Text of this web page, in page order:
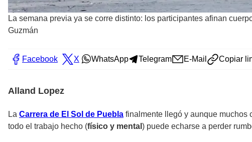
La semana previa ya se corre distinto: los participantes afinan
Guzmán
Facebook X WhatsApp Telegram E-Mail Copiar
Alland Lopez
La Carrera de El Sol de Puebla finalmente llegó y aunque muchos
todo el trabajo hecho (físico y mental ) puede echarse a perder